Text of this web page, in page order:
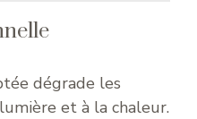
dégrade les
et à la chaleur.